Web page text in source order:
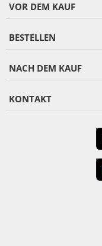
VOR DEM KAUF
BESTELLEN
NACH DEM KAUF
KONTAKT